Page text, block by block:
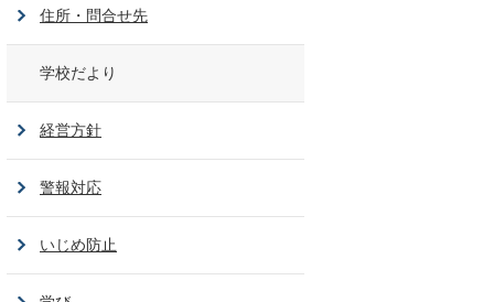
住所・問合せ先
学校だより
経営方針
警報対応
いじめ防止